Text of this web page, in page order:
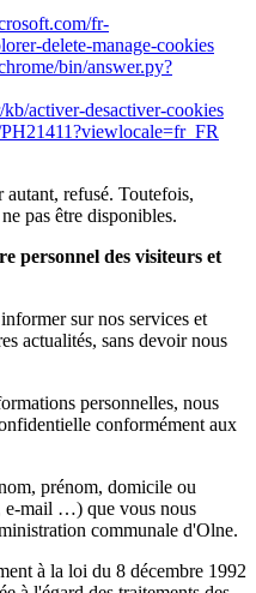
fr-
delete-manage-cookies
bin/answer.py?
activer-desactiver-cookies
autant, refusé. Toutefois,
pas être disponibles.
personnel des visiteurs et
sur nos services et
actualités, sans devoir nous
personnelles, nous
conformément aux
prénom, domicile ou
e-mail …) que vous nous
communale d'Olne.
à la loi du 8 décembre 1992